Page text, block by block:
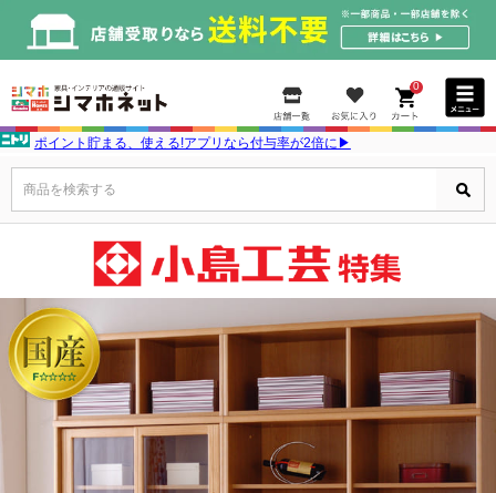
0
ポイント貯まる、使える!アプリなら付与率が2倍に▶
商品を検索する